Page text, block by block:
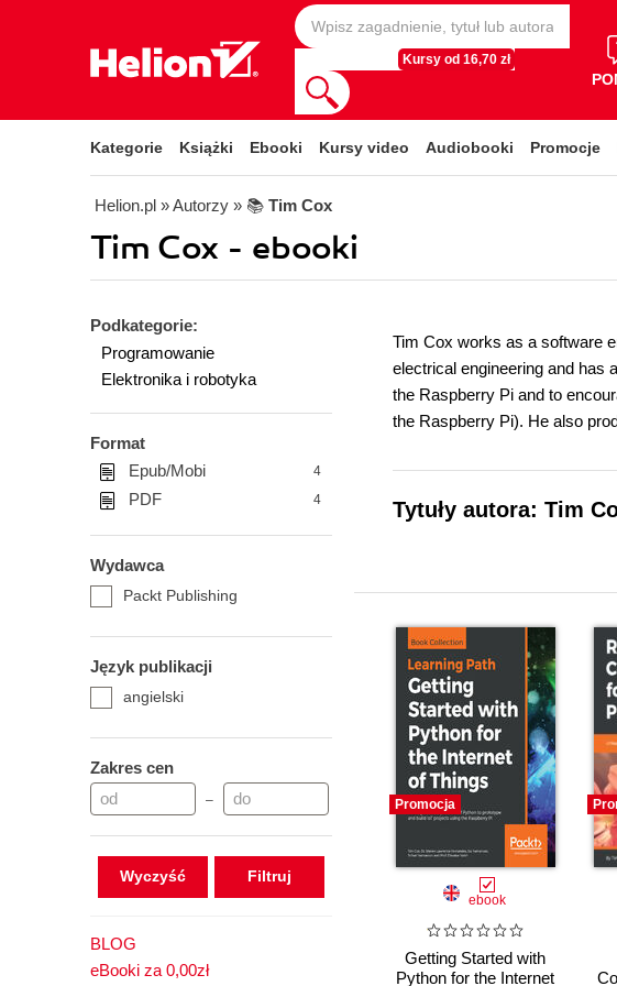
Kursy od 16,70 zł
Kategorie Książki Ebooki Kursy video Audiobooki Promocje
Helion.pl » Autorzy » 📚 Tim Cox
Tim Cox - ebooki
Podkategorie:
Programowanie
Elektronika i robotyka
Format
Epub/Mobi
4
PDF 4
Wydawca
Packt Publishing
Język publikacji
angielski
Zakres cen
–
Wyczyść
BLOG
eBooki za 0,00zł
Tim Cox works as a software
electrical engineering and has
the Raspberry Pi and to
the Raspberry Pi). He also
Tytuły autora: Tim
Promocja
ebook
Getting Started with
Python for the Internet